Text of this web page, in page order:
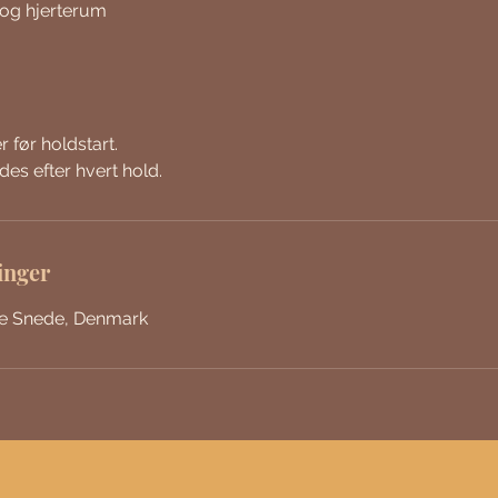
hjerterum
før holdstart.
efter hvert hold.
Snede, Denmark